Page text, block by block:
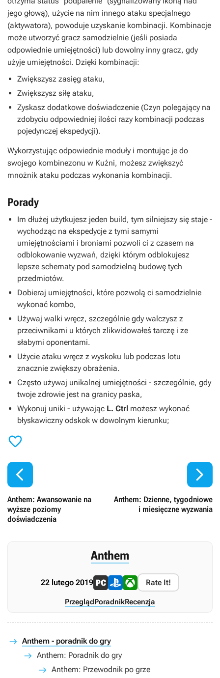
jego głową), użycie na nim innego ataku specjalnego
(aktywatora), powoduje uzyskanie kombinacji. Kombinacje
może utworzyć gracz samodzielnie (jeśli posiada
odpowiednie umiejętności) lub dowolny inny gracz, gdy
użyje umiejętności. Dzięki kombinacji:
Zwiększysz zasięg ataku,
Zwiększysz siłę ataku,
Zyskasz dodatkowe doświadczenie (Czyn polegający na
zdobyciu odpowiedniej ilości razy kombinacji podczas
pojedynczej ekspedycji).
Wykorzystując odpowiednie moduły i montując je do
swojego kombinezonu w Kuźni, możesz zwiększyć
mnożnik ataku podczas wykonania kombinacji.
Porady
Im dłużej użytkujesz jeden build, tym silniejszy się staje -
wychodząc na ekspedycje z tymi samymi
umiejętnościami i broniami pozwoli ci z czasem na
odblokowanie wyzwań, dzięki którym odblokujesz
lepsze schematy pod samodzielną budowę tych
przedmiotów.
Dobieraj umiejętności, które pozwolą ci samodzielnie
wykonać kombo,
Używaj walki wręcz, szczególnie gdy walczysz z
przeciwnikami u których zlikwidowałeś tarczę i ze
słabymi oponentami.
Użycie ataku wręcz z wyskoku lub podczas lotu
znacznie zwiększy obrażenia.
Często używaj unikalnej umiejętności - szczególnie, gdy
twoje zdrowie jest na granicy paska,
Wykonuj uniki - używając L. Ctrl możesz wykonać
błyskawiczny odskok w dowolnym kierunku;


Anthem: Awansowanie na
wyższe poziomy
doświadczenia
Anthem: Dzienne, tygodniowe
i miesięczne wyzwania

Anthem
22 lutego 2019 Rate It!
Przegląd PoradnikRecenzja
Anthem - poradnik do gry
Anthem: Poradnik do gry
Anthem: Przewodnik po grze